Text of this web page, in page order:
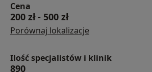
Cena
200 zł- 500 zł
Porównaj lokalizacje
Ilość specjalistów i klinik
890